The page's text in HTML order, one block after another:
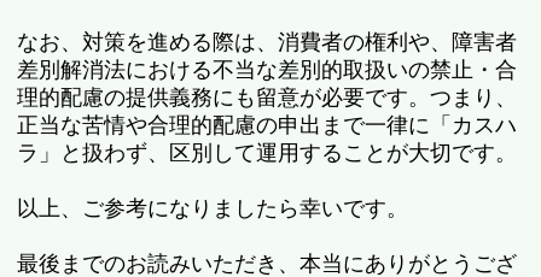
なお、対策を進める際は、消費者の権利や、障害者
差別解消法における不当な差別的取扱いの禁止・合
理的配慮の提供義務にも留意が必要です。つまり、
正当な苦情や合理的配慮の申出まで一律に「カスハ
ラ」と扱わず、区別して運用することが大切です。
以上、ご参考になりましたら幸いです。
最後までのお読みいただき、本当にありがとうござ